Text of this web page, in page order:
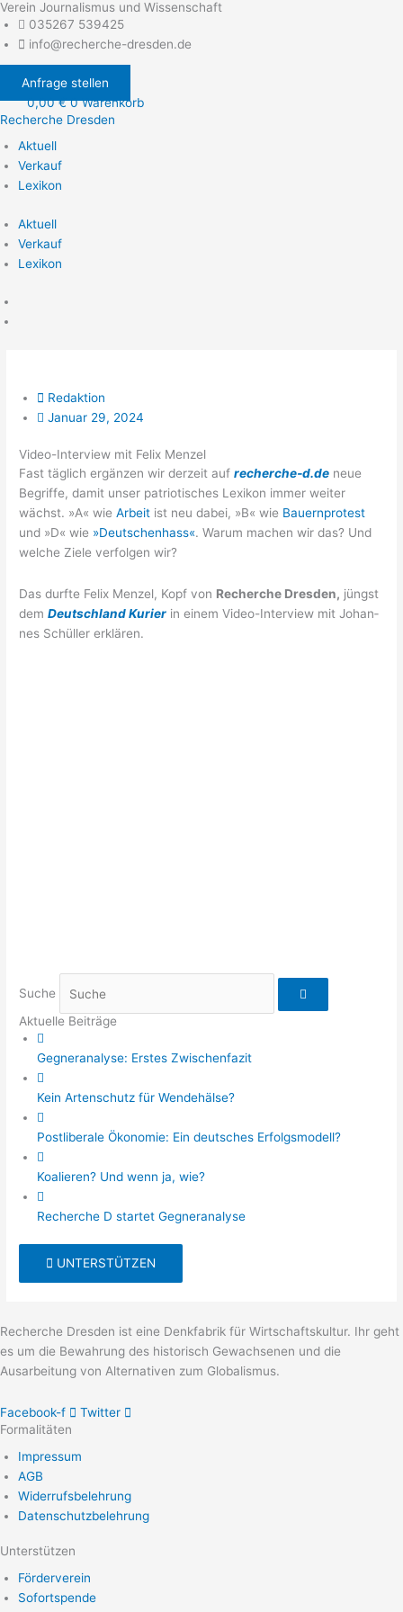
Zum
Inhalt
springen
Verein Journalismus und Wissenschaft
035267 539425
info@recherche-dresden.de
Anfrage stellen
0,00€ 0 Warenkorb
Recherche Dresden
Aktuell
Verkauf
Lexikon
Aktuell
Verkauf
Lexikon
Redaktion
Januar 29, 2024
Video-Interview mit Felix Menzel
Fast täg­lich ergän­zen wir der­zeit aufrecherche‑d.de neue
Begrif­fe, damit unser patrio­ti­sches Lexi­kon immer wei­ter
wächst. »A« wieArbeit ist neu dabei, »B« wie Bau­ern­pro­test
und »D« wie »Deut­schen­hass«. War­um machen wir das? Und
wel­che Zie­le ver­fol­gen wir?
Das durf­te Felix Men­zel, Kopf von Recher­che Dres­den, jüngst
demDeutsch­land Kurier in einem Video-Inter­view mit Johan­
nes Schül­ler erklären.
Suche
Aktuelle Beiträge
Gegneranalyse: Erstes Zwischenfazit
Kein Artenschutz für Wendehälse?
Postliberale Ökonomie: Ein deutsches Erfolgsmodell?
Koalieren? Und wenn ja, wie?
Recherche D startet Gegneranalyse
UNTERSTÜTZEN
Recherche Dresden ist eine Denkfabrik für Wirtschaftskultur. Ihr geht
es um die Bewahrung des historisch Gewachsenen und die
Ausarbeitung von Alternativen zum Globalismus.
Facebook-f
Twitter
Formalitäten
Impressum
AGB
Widerrufsbelehrung
Datenschutzbelehrung
Unterstützen
Förderverein
Sofortspende